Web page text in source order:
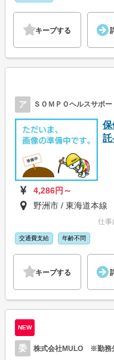
キープする
ア ＳＯＭＰＯヘルスサポ
託
4,286円～
野洲市 / 東海道本
仕事
交通費支給 年齢不問
キープする
NEW
委 株式会社MULO ※勤務